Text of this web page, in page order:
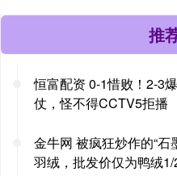
推
恒富配资 0-1惜败！2-3
仗，怪不得CCTV5拒播
金牛网 被疯狂炒作的“
羽绒，批发价仅为鸭绒1/